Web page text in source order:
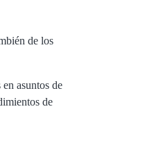
de los
asuntos de
de